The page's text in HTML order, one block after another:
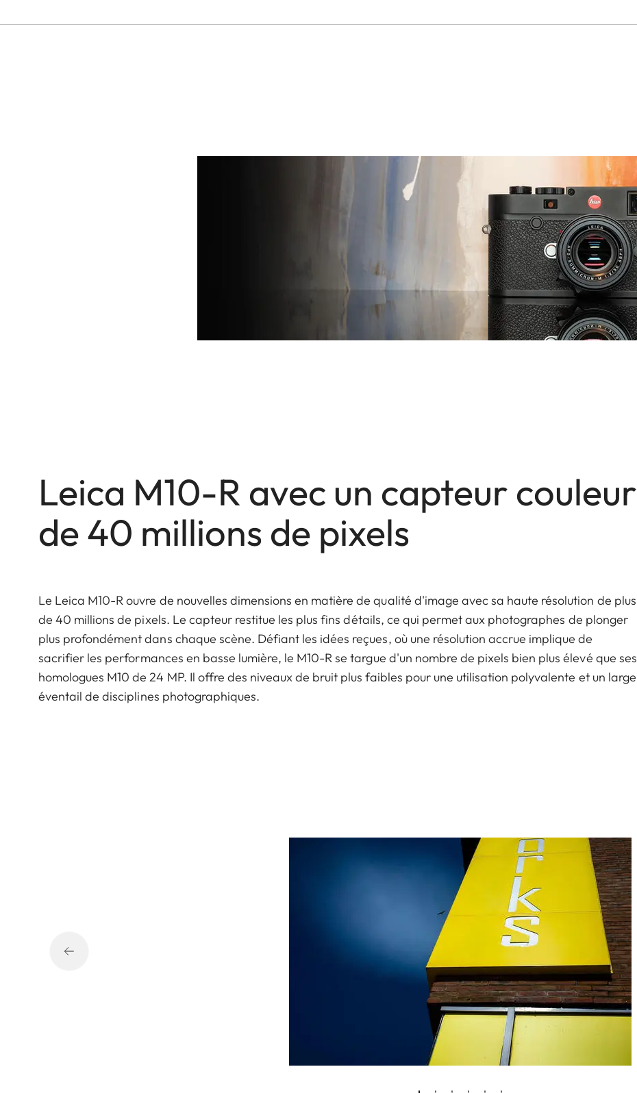
Leica M10-R avec un capteur couleur
de 40 millions de pixels
Le Leica M10-R ouvre de nouvelles dimensions en matière de qualité d'image avec sa haute résolution de plus
de 40 millions de pixels. Le capteur restitue les plus fins détails, ce qui permet aux photographes de plonger
plus profondément dans chaque scène. Défiant les idées reçues, où une résolution accrue implique de
sacrifier les performances en basse lumière, le M10-R se targue d'un nombre de pixels bien plus élevé que ses
homologues M10 de 24 MP. Il offre des niveaux de bruit plus faibles pour une utilisation polyvalente et un large
éventail de disciplines photographiques.